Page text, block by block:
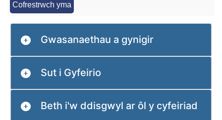
Cofrestrwch yma
Gwasanaethau a gynigir
Sut i Gyfeirio
Beth i'w ddisgwyl ar ôl y cyfeiriad